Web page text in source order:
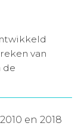
van
de
en 2018